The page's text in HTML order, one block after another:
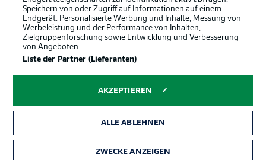
Spieler Liveticker
AGB
Speichern von oder Zugriff auf Informationen auf einem
Endgerät. Personalisierte Werbung und Inhalte, Messung von
Werbeleistung und der Performance von Inhalten,
Zielgruppenforschung sowie Entwicklung und Verbesserung
von Angeboten.
Liste der Partner (Lieferanten)
AKZEPTIEREN
ALLE ABLEHNEN
ZWECKE ANZEIGEN